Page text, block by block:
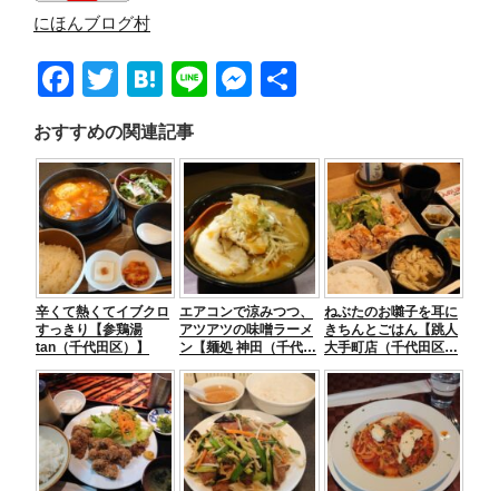
にほんブログ村
F
a
c
e
b
o
o
k
T
wi
tt
er
H
at
e
n
a
Li
e
M
ss
e
n
g
er
おすすめの関連記事
辛くて熱くてイブクロ
すっきり【参鶏湯
tan（千代田区）】
エアコンで涼みつつ、
アツアツの味噌ラーメ
ン【麺処 神田（千代…
ねぶたのお囃子を耳に
きちんとごはん【跳人
大手町店（千代田区…